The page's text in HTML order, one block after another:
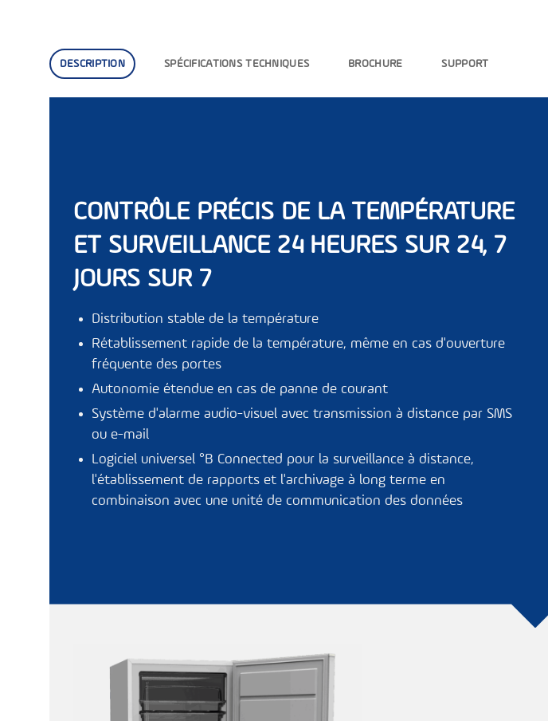
DESCRIPTION SPÉCIFICATIONS TECHNIQUES BROCHURE SUPPORT
CONTRÔLE PRÉCIS DE LA TEMPÉRATURE
ET SURVEILLANCE 24 HEURES SUR 24, 7
JOURS SUR 7
Distribution stable de la température
Rétablissement rapide de la température, même en cas d'ouverture
fréquente des portes
Autonomie étendue en cas de panne de courant
Système d'alarme audio-visuel avec transmission à distance par SMS
ou e-mail
Logiciel universel °B Connected pour la surveillance à distance,
l'établissement de rapports et l'archivage à long terme en
combinaison avec une unité de communication des données